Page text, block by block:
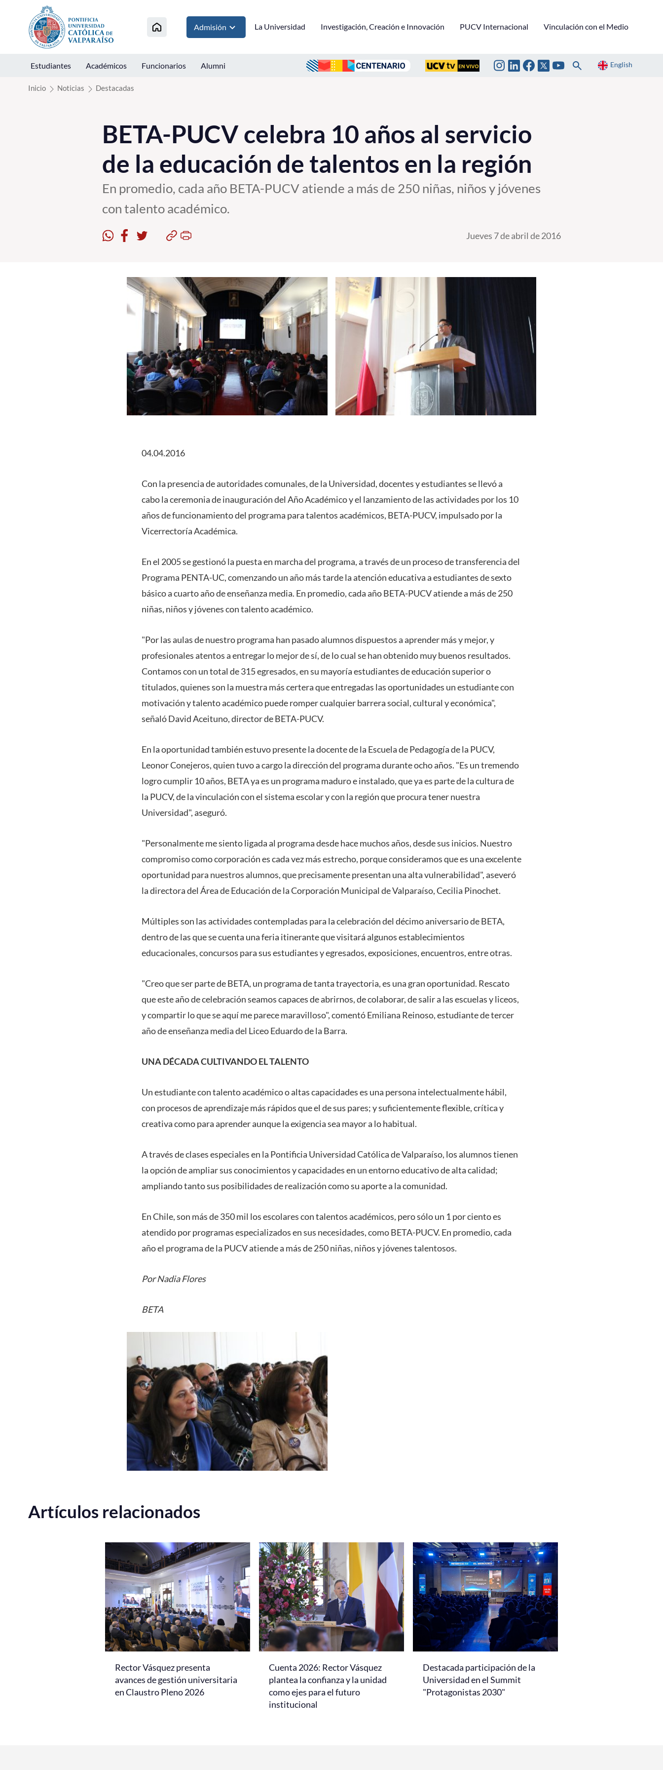
Click acá para ir directamente al contenido
Admisión La Universidad Investigación, Creación e Innovación PUCV Internacional Vinculación con el Medio
Estudiantes Académicos Funcionarios Alumni English
Inicio Noticias Destacadas
BETA-PUCV celebra 10 años al servicio
de la educación de talentos en la región
En promedio, cada año BETA-PUCV atiende a más de 250 niñas, niños y jóvenes
con talento académico.
Jueves 7 de abril de 2016
04.04.2016
Con la presencia de autoridades comunales, de la Universidad, docentes y estudiantes se llevó a
cabo la ceremonia de inauguración del Año Académico y el lanzamiento de las actividades por los 10
años de funcionamiento del programa para talentos académicos, BETA-PUCV, impulsado por la
Vicerrectoría Académica.
En el 2005 se gestionó la puesta en marcha del programa, a través de un proceso de transferencia del
Programa PENTA-UC, comenzando un año más tarde la atención educativa a estudiantes de sexto
básico a cuarto año de enseñanza media. En promedio, cada año BETA-PUCV atiende a más de 250
niñas, niños y jóvenes con talento académico.
"Por las aulas de nuestro programa han pasado alumnos dispuestos a aprender más y mejor, y
profesionales atentos a entregar lo mejor de sí, de lo cual se han obtenido muy buenos resultados.
Contamos con un total de 315 egresados, en su mayoría estudiantes de educación superior o
titulados, quienes son la muestra más certera que entregadas las oportunidades un estudiante con
motivación y talento académico puede romper cualquier barrera social, cultural y económica",
señaló David Aceituno, director de BETA-PUCV.
En la oportunidad también estuvo presente la docente de la Escuela de Pedagogía de la PUCV,
Leonor Conejeros, quien tuvo a cargo la dirección del programa durante ocho años. "Es un tremendo
logro cumplir 10 años, BETA ya es un programa maduro e instalado, que ya es parte de la cultura de
la PUCV, de la vinculación con el sistema escolar y con la región que procura tener nuestra
Universidad", aseguró.
"Personalmente me siento ligada al programa desde hace muchos años, desde sus inicios. Nuestro
compromiso como corporación es cada vez más estrecho, porque consideramos que es una excelente
oportunidad para nuestros alumnos, que precisamente presentan una alta vulnerabilidad", aseveró
la directora del Área de Educación de la Corporación Municipal de Valparaíso, Cecilia Pinochet.
Múltiples son las actividades contempladas para la celebración del décimo aniversario de BETA,
dentro de las que se cuenta una feria itinerante que visitará algunos establecimientos
educacionales, concursos para sus estudiantes y egresados, exposiciones, encuentros, entre otras.
"Creo que ser parte de BETA, un programa de tanta trayectoria, es una gran oportunidad. Rescato
que este año de celebración seamos capaces de abrirnos, de colaborar, de salir a las escuelas y liceos,
y compartir lo que se aquí me parece maravilloso", comentó Emiliana Reinoso, estudiante de tercer
año de enseñanza media del Liceo Eduardo de la Barra.
UNA DÉCADA CULTIVANDO EL TALENTO
Un estudiante con talento académico o altas capacidades es una persona intelectualmente hábil,
con procesos de aprendizaje más rápidos que el de sus pares; y suficientemente flexible, crítica y
creativa como para aprender aunque la exigencia sea mayor a lo habitual.
A través de clases especiales en la Pontificia Universidad Católica de Valparaíso, los alumnos tienen
la opción de ampliar sus conocimientos y capacidades en un entorno educativo de alta calidad;
ampliando tanto sus posibilidades de realización como su aporte a la comunidad.
En Chile, son más de 350 mil los escolares con talentos académicos, pero sólo un 1 por ciento es
atendido por programas especializados en sus necesidades, como BETA-PUCV. En promedio, cada
año el programa de la PUCV atiende a más de 250 niñas, niños y jóvenes talentosos.
Por Nadia Flores
BETA
Artículos relacionados
Rector Vásquez presenta
avances de gestión universitaria
en Claustro Pleno 2026
Cuenta 2026: Rector Vásquez
plantea la confianza y la unidad
como ejes para el futuro
institucional
Destacada participación de la
Universidad en el Summit
"Protagonistas 2030"